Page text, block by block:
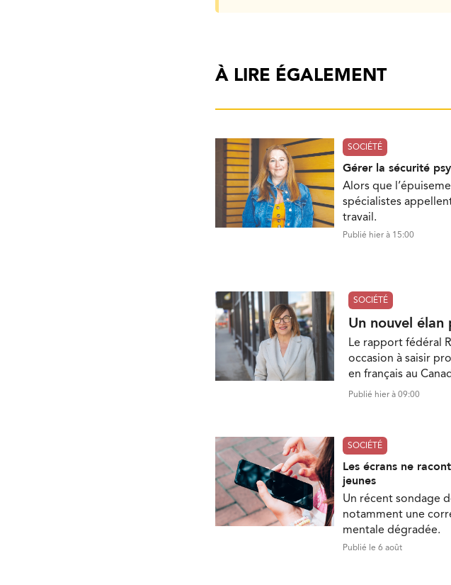
À LIRE ÉGALEMENT
SOCIÉTÉ
Gérer la sécurité
Alors que
spécialistes
travail.
Publié hier à 15:00
SOCIÉTÉ
Un nouvel
Le rapport fédéral
occasion à saisir
en français au
Publié hier à 09:00
SOCIÉTÉ
Les écrans ne
jeunes
Un récent sondage
notamment une
mentale dégradée.
Publié le 6 août